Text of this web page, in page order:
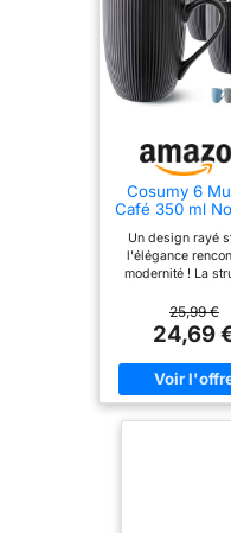
Cosumy 6
Café 350 ml
– Grande
Café en
Un design rayé
l'élégance
modernité ! La
chaque pause
une expérience
donne le ton
intérieur. Finition
noble -
noble : la
25,99 €
24,69